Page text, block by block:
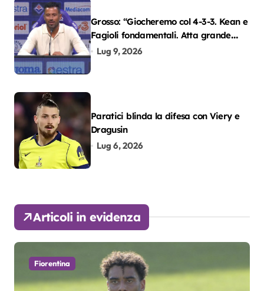
Grosso: “Giocheremo col 4-3-3. Kean e
Fagioli fondamentali. Atta grande
colpo”
Lug 9, 2026
Paratici blinda la difesa con Viery e
Dragusin
Lug 6, 2026
Articoli in evidenza
Fiorentina